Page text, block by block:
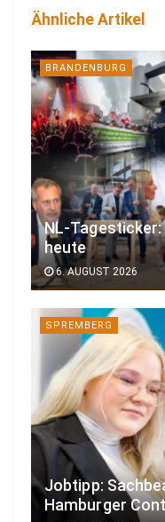
Ähnliche Artikel
BRANDENBURG
NL-
heute
6. AUGUST 2026
SPREMBERG
Jobtipp:
Hamburger